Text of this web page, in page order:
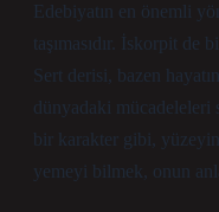
Edebiyatın en önemli
taşımasıdır. İskorpit de
Sert derisi, bazen
dünyadaki mücadeleleri
bir karakter gibi,
yemeyi bilmek, onun